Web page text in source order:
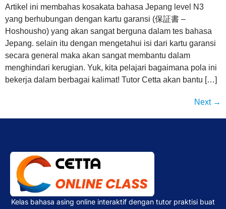
Artikel ini membahas kosakata bahasa Jepang level N3
yang berhubungan dengan kartu garansi (保証書 –
Hoshousho) yang akan sangat berguna dalam tes bahasa
Jepang. selain itu dengan mengetahui isi dari kartu garansi
secara general maka akan sangat membantu dalam
menghindari kerugian. Yuk, kita pelajari bagaimana pola ini
bekerja dalam berbagai kalimat! Tutor Cetta akan bantu […]
Next →
Kelas bahasa asing online interaktif dengan tutor praktisi buat